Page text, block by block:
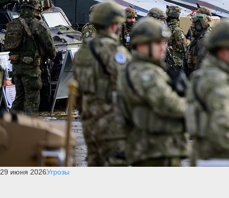
29 июня 2026Угрозы